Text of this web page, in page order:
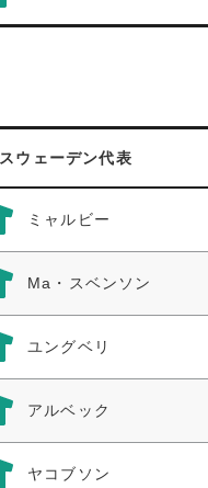
スウェーデン代表
ミャルビー
Ma・スベンソン
ユングベリ
アルベック
ヤコブソン